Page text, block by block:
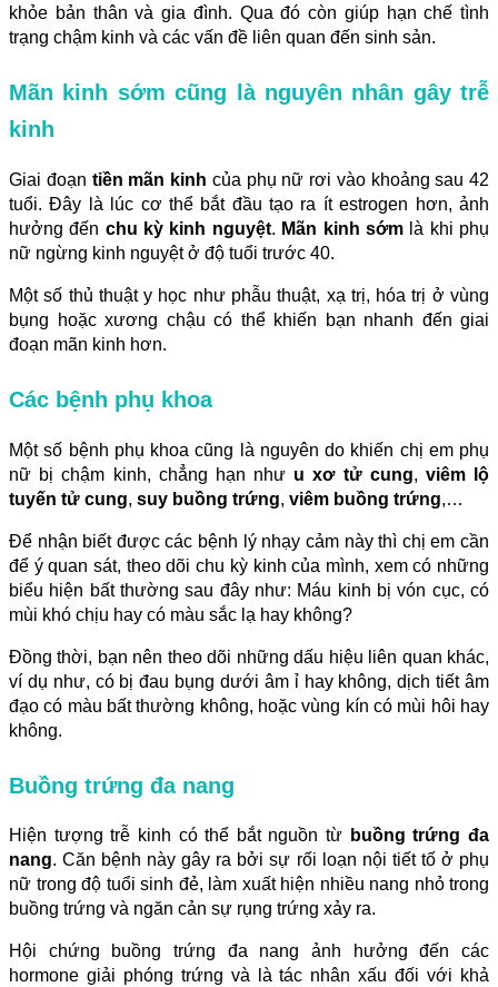
khỏe bản thân và gia đình. Qua đó còn giúp hạn chế tình
trạng chậm kinh và các vấn đề liên quan đến sinh sản.
Mãn kinh sớm cũng là nguyên nhân gây trễ
kinh
Giai đoạn tiền mãn kinh của phụ nữ rơi vào khoảng sau 42
tuổi. Đây là lúc cơ thể bắt đầu tạo ra ít estrogen hơn, ảnh
hưởng đến chu kỳ kinh nguyệt. Mãn kinh sớmlà khi phụ
nữ ngừng kinh nguyệt ở độ tuổi trước 40.
Một số thủ thuật y học như phẫu thuật, xạ trị, hóa trị ở vùng
bụng hoặc xương chậu có thể khiến bạn nhanh đến giai
đoạn mãn kinh hơn.
Các bệnh phụ khoa
Một số bệnh phụ khoa cũng là nguyên do khiến chị em phụ
nữ bị chậm kinh, chẳng hạn như u xơ tử cung, viêm lộ
tuyến tử cung, suy buồng trứng, viêm buồng trứng,…
Để nhận biết được các bệnh lý nhạy cảm này thì chị em cần
để ý quan sát, theo dõi chu kỳ kinh của mình, xem có những
biểu hiện bất thường sau đây như: Máu kinh bị vón cục, có
mùi khó chịu hay có màu sắc lạ hay không?
Đồng thời, bạn nên theo dõi những dấu hiệu liên quan khác,
ví dụ như, có bị đau bụng dưới âm ỉ hay không, dịch tiết âm
đạo có màu bất thường không, hoặc vùng kín có mùi hôi hay
không.
Buồng trứng đa nang
Hiện tượng trễ kinh có thể bắt nguồn từ buồng trứng đa
nang. Căn bệnh này gây ra bởi sự rối loạn nội tiết tố ở phụ
nữ trong độ tuổi sinh đẻ, làm xuất hiện nhiều nang nhỏ trong
buồng trứng và ngăn cản sự rụng trứng xảy ra.
Hội chứng buồng trứng đa nang ảnh hưởng đến các
hormone giải phóng trứng và là tác nhân xấu đối với khả